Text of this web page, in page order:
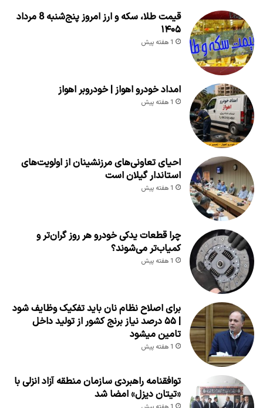
قیمت طلا، سکه و ارز امروز پنج‌شنبه 8 مرداد
۱۴۰۵
1 هفته پیش
امداد خودرو اهواز | خودروبر اهواز
1 هفته پیش
احیای تعاونی‌های مرزنشینان از اولویت‌های
استاندار گیلان است
1 هفته پیش
چرا قطعات یدکی خودرو هر روز گران‌تر و
کمیاب‌تر می‌شوند؟
1 هفته پیش
برای اصلاح نظام نان باید تفکیک وظایف شود
| ۵۵ درصد نیاز برنج کشور از تولید داخل
تامین میشود
1 هفته پیش
توافقنامه راهبردی سازمان منطقه آزاد انزلی با
«تیتان دیزل» امضا شد